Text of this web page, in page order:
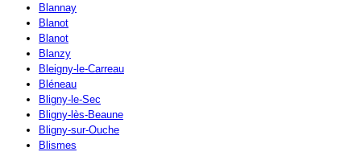
Blannay
Blanot
Blanot
Blanzy
Bleigny-le-Carreau
Bléneau
Bligny-le-Sec
Bligny-lès-Beaune
Bligny-sur-Ouche
Blismes